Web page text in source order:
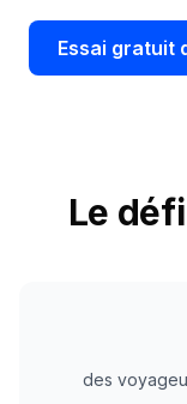
clés
Assistant
Analytiques
démo
Essai gratuit
Le
des